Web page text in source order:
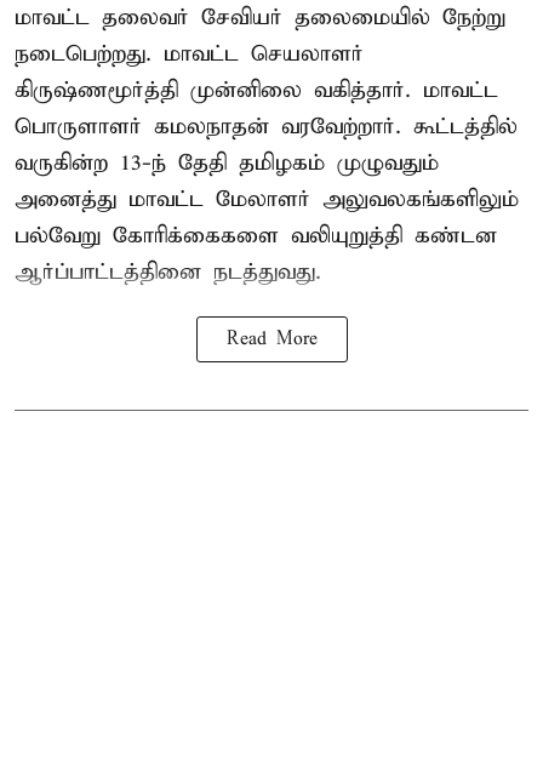
மாவட்ட தலைவர் சேவியர் தலைமையில் நேற்று
நடைபெற்றது. மாவட்ட செயலாளர்
கிருஷ்ணமூர்த்தி முன்னிலை வகித்தார். மாவட்ட
பொருளாளர் கமலநாதன் வரவேற்றார். கூட்டத்தில்
வருகின்ற 13-ந் தேதி தமிழகம் முழுவதும்
அனைத்து மாவட்ட மேலாளர் அலுவலகங்களிலும்
பல்வேறு கோரிக்கைகளை வலியுறுத்தி கண்டன
ஆர்ப்பாட்டத்தினை நடத்துவது.
Read More